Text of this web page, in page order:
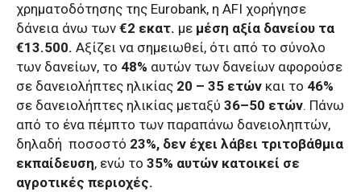
χρηματοδότησης της Eurobank, η AFI χορήγησε
δάνεια άνω των €2 εκατ. με μέση αξία δανείου τα
€13.500. Αξίζει να σημειωθεί, ότι από το σύνολο
των δανείων, το 48% αυτών των δανείων αφορούσε
σε δανειολήπτες ηλικίας 20 – 35 ετών και το 46%
σε δανειολήπτες ηλικίας μεταξύ 36–50 ετών. Πάνω
από το ένα πέμπτο των παραπάνω δανειοληπτών,
δηλαδή ποσοστό 23%, δεν έχει λάβει τριτοβάθμια
εκπαίδευση, ενώ το 35% αυτών κατοικεί σε
αγροτικές περιοχές.